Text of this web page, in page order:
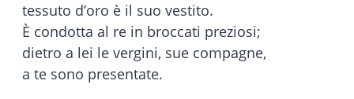
tessuto d’oro è il suo vestito.
È condotta al re in broccati preziosi;
dietro a lei le vergini, sue compagne,
a te sono presentate.